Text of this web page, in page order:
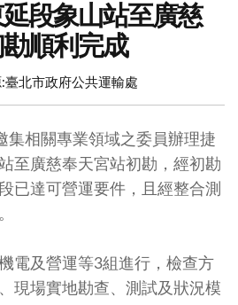
段象山站至廣慈
順利完成
臺北市政府公共運輸處
集相關專業領域之委員辦理捷
至廣慈奉天宮站初勘，經初勘
已達可營運要件，且經整合測
電及營運等3組進行，檢查方
現場實地勘查、測試及狀況模